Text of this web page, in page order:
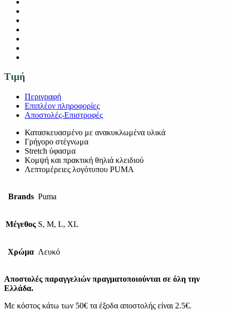
Τιμή
Περιγραφή
Επιπλέον πληροφορίες
Αποστολές-Επιστροφές
Κατασκευασμένο με ανακυκλωμένα υλικά
Γρήγορο στέγνωμα
Stretch ύφασμα
Κομψή και πρακτική θηλιά κλειδιού
Λεπτομέρειες λογότυπου PUMA
Brands Puma
Μέγεθος S, M, L, XL
Χρώμα Λευκό
Αποστολές παραγγελιών πραγματοποιούνται σε όλη την
Ελλάδα.
Με κόστος κάτω των 50€ τα έξοδα αποστολής είναι 2.5€.